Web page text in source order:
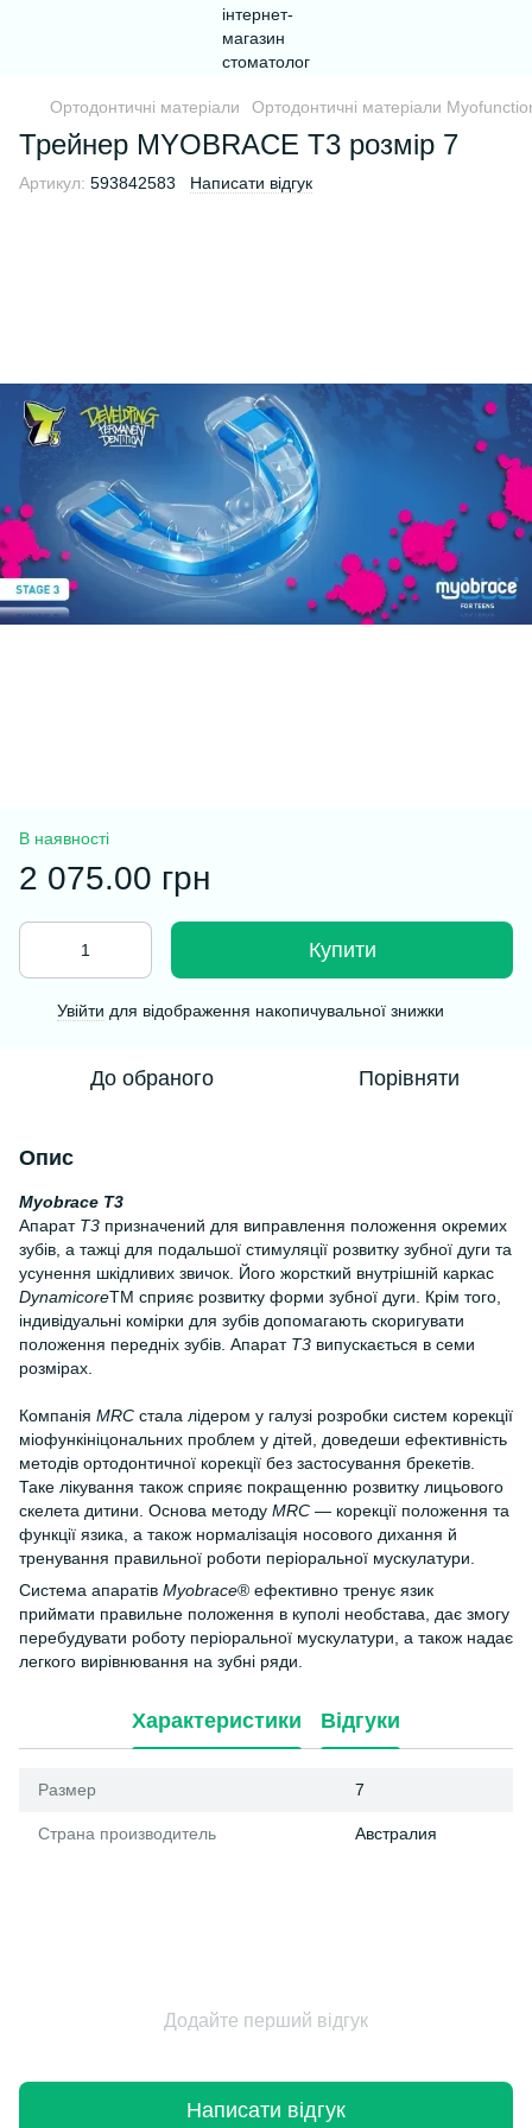
Ортодонтичні матеріали Ортодонтичні матеріали
Трейнер MYOBRACE Т3 розмір 7
Артикул: 593842583 Написати відгук
В наявності
2 075.00 грн
Купити
Увійти для відображення накопичувальної знижки
До обраного Порівняти
Опис
Myobrace T3
Апарат T3 призначений для виправлення положення окремих
зубів, а тажці для подальшої стимуляції розвитку зубної дуги та
усунення шкідливих звичок. Його жорсткий внутрішній каркас
DynamicoreTM сприяє розвитку форми зубної дуги. Крім того,
індивідуальні комірки для зубів допомагають скоригувати
положення передніх зубів. Апарат T3 випускається в семи
розмірах.
Компанія MRC стала лідером у галузі розробки систем корекції
міофункініцональних проблем у дітей, доведеши ефективність
методів ортодонтичної корекції без застосування брекетів.
Таке лікування також сприяє покращенню розвитку лицьового
скелета дитини. Основа методу MRC — корекції положення та
функції язика, а також нормалізація носового дихання й
тренування правильної роботи періоральної мускулатури.
Система апаратів Myobrace® ефективно тренує язик
приймати правильне положення в куполі необстава, дає змогу
перебудувати роботу періоральної мускулатури, а також надає
легкого вирівнювання на зубні ряди.
Характеристики Відгуки
Размер 7
Страна производитель Австралия
Додайте перший відгук
Написати відгук